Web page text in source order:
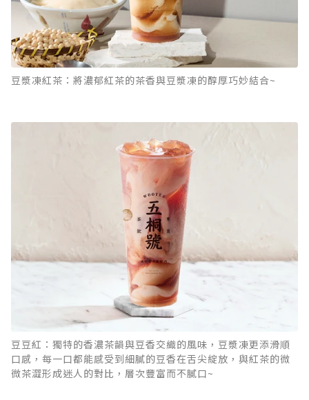
豆漿凍紅茶：將濃郁紅茶的茶香與豆漿凍的醇厚巧妙結合~
豆豆紅：獨特的香濃茶韻與豆香交織的風味，豆漿凍更添滑順
口感，每一口都能感受到細膩的豆香在舌尖綻放，與紅茶的微
微茶澀形成迷人的對比，層次豐富而不膩口~